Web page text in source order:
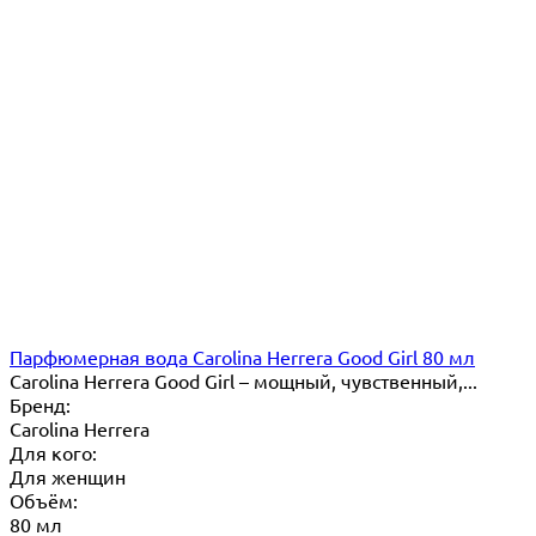
Парфюмерная вода Carolina Herrera Good Girl 80 мл
Carolina Herrera Good Girl – мощный, чувственный,...
Бренд:
Carolina Herrera
Для кого:
Для женщин
Объём:
80 мл